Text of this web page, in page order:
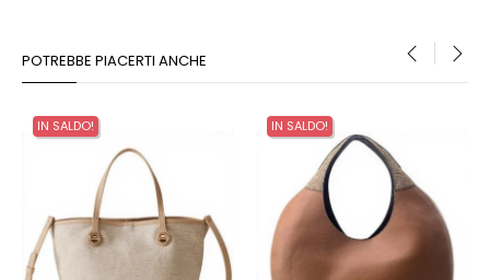
POTREBBE PIACERTI ANCHE
IN SALDO! IN SALDO!